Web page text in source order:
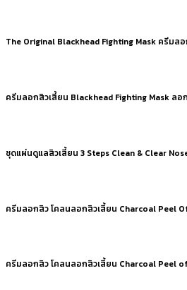
The Original Blackhead Fighting Mask ครีมล
ครีมลอกสิวเสี้ยน Blackhead Fighting Mask ลอ
ชุดแผ่นดูแลสิวเสี้ยน 3 Steps Clean & Clear
ครีมลอกสิว โคลนลอกสิวเสี้ยน Charcoal Peel
ครีมลอกสิว โคลนลอกสิวเสี้ยน Charcoal Peel